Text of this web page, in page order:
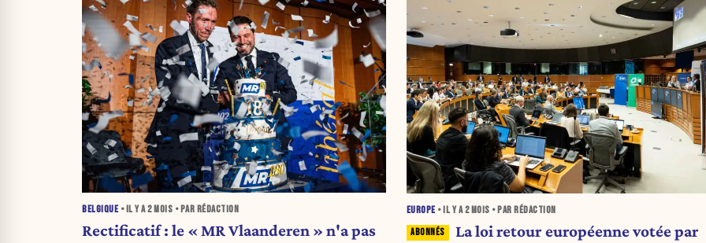
BELGIQUE • IL Y A2 MOIS • PAR RÉDACTION
Rectificatif : le « MR Vlaanderen » n'a pas
EUROPE • IL Y A2 MOIS • PAR RÉDACTION
La loi retour européenne votée par